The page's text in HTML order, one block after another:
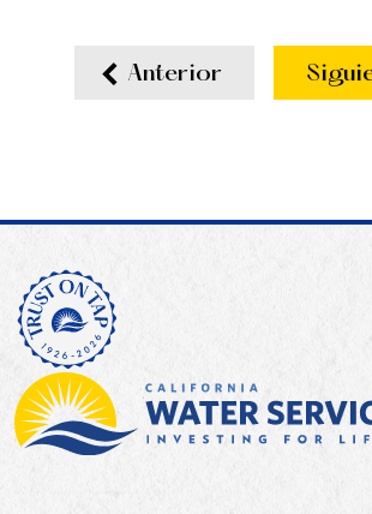
Anterior